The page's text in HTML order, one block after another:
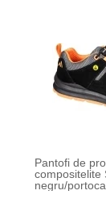
Pantofi de
compositelite
negru/